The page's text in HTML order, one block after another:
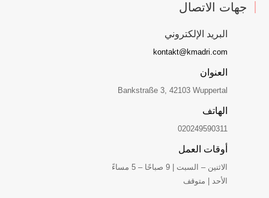
جهات الاتصال
البريد الإلكتروني
kontakt@kmadri.com
العنوان
Bankstraße 3, 42103 Wuppertal
الهاتف
020249590311
أوقات العمل
الاثنين – السبت | 9 صباحًا – 5 مساءً
الأحد | متوقف